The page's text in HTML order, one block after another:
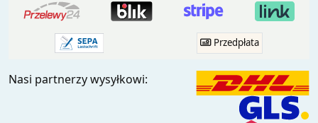
Przedpłata
Nasi partnerzy wysyłkowi: